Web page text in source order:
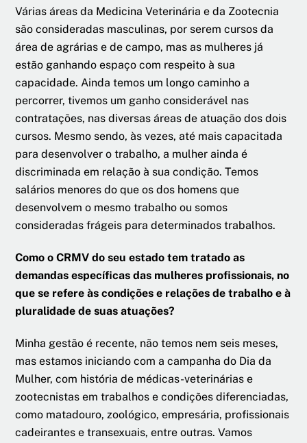
Várias áreas da Medicina Veterinária e da Zootecnia
são consideradas masculinas, por serem cursos da
área de agrárias e de campo, mas as mulheres já
estão ganhando espaço com respeito à sua
capacidade. Ainda temos um longo caminho a
percorrer, tivemos um ganho considerável nas
contratações, nas diversas áreas de atuação dos dois
cursos. Mesmo sendo, às vezes, até mais capacitada
para desenvolver o trabalho, a mulher ainda é
discriminada em relação à sua condição. Temos
salários menores do que os dos homens que
desenvolvem o mesmo trabalho ou somos
consideradas frágeis para determinados trabalhos.
Como o CRMV do seu estado tem tratado as
demandas específicas das mulheres profissionais, no
que se refere às condições e relações de trabalho e à
pluralidade de suas atuações?
Minha gestão é recente, não temos nem seis meses,
mas estamos iniciando com a campanha do Dia da
Mulher, com história de médicas-veterinárias e
zootecnistas em trabalhos e condições diferenciadas,
como matadouro, zoológico, empresária, profissionais
cadeirantes e transexuais, entre outras. Vamos